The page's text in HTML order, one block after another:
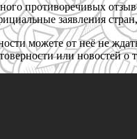
противоречивых
заявления
можете от неё не
или новостей